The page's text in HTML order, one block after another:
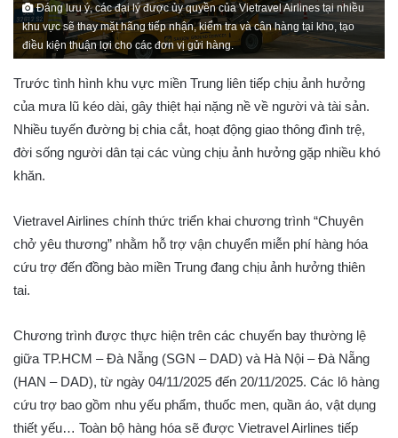
Đáng lưu ý, các đại lý được ủy quyền của Vietravel Airlines tại nhiều
khu vực sẽ thay mặt hãng tiếp nhận, kiểm tra và cân hàng tại kho, tạo
điều kiện thuận lợi cho các đơn vị gửi hàng.
Trước tình hình khu vực miền Trung liên tiếp chịu ảnh hưởng
của mưa lũ kéo dài, gây thiệt hại nặng nề về người và tài sản.
Nhiều tuyến đường bị chia cắt, hoạt động giao thông đình trệ,
đời sống người dân tại các vùng chịu ảnh hưởng gặp nhiều khó
khăn.
Vietravel Airlines chính thức triển khai chương trình “Chuyên
chở yêu thương” nhằm hỗ trợ vận chuyển miễn phí hàng hóa
cứu trợ đến đồng bào miền Trung đang chịu ảnh hưởng thiên
tai.
Chương trình được thực hiện trên các chuyến bay thường lệ
giữa TP.HCM – Đà Nẵng (SGN – DAD) và Hà Nội – Đà Nẵng
(HAN – DAD), từ ngày 04/11/2025 đến 20/11/2025. Các lô hàng
cứu trợ bao gồm nhu yếu phẩm, thuốc men, quần áo, vật dụng
thiết yếu… Toàn bộ hàng hóa sẽ được Vietravel Airlines tiếp